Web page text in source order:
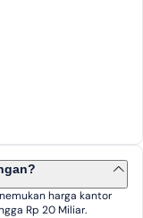
harga kantor
Rp 20 Miliar.